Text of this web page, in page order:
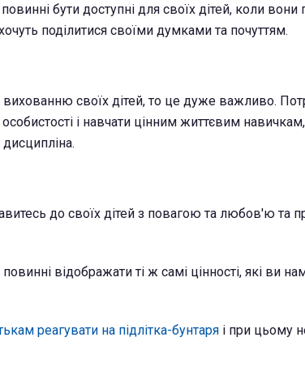
бути доступні для своїх дітей, коли
поділитися своїми думками та почуттям.
своїх дітей, то це дуже важливо.
і навчати цінним життєвим
до своїх дітей з повагою та любов'ю та
відображати ті ж самі цінності, які ви
реагувати на підлітка-бунтаря і при цьому